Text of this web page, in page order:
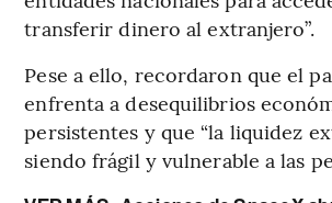
transferir dinero al extranjero”.
Pese a ello, recordaron que el
enfrenta a desequilibrios
persistentes y que “la liquidez
siendo frágil y vulnerable a las